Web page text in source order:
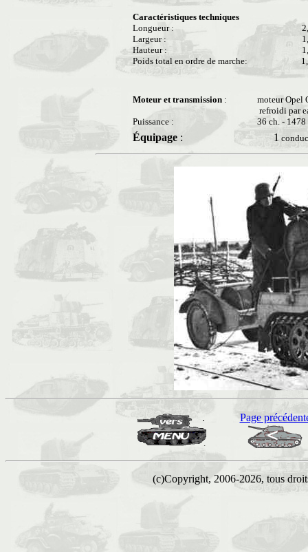
Caractéristiques techniques
Longueur :
Largeur :
Hauteur :
Poids total en ordre de marche:
Moteur et transmission :
Puissance :
moteur Opel
refroidi par
36 ch. -
Équipage : 1
Page
(c)Copyright, 2006-2026, tous